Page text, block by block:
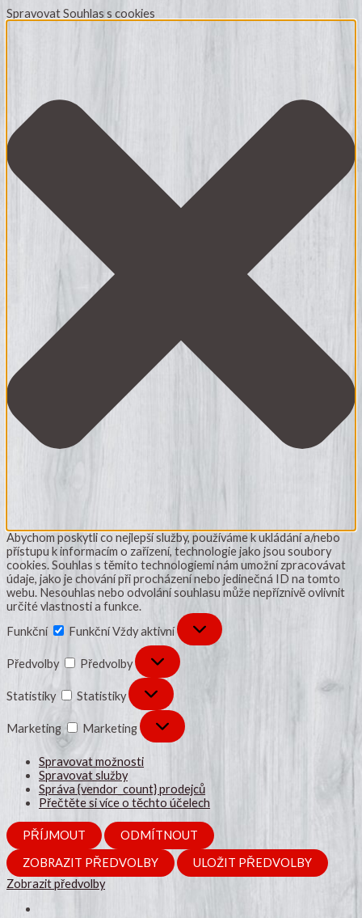
Spravovat Souhlas s cookies
Abychom poskytli co nejlepší služby, používáme k ukládání a/nebo
přístupu k informacím o zařízení, technologie jako jsou soubory
cookies. Souhlas s těmito technologiemi nám umožní zpracovávat
údaje, jako je chování při procházení nebo jedinečná ID na tomto
webu. Nesouhlas nebo odvolání souhlasu může nepříznivě ovlivnit
určité vlastnosti a funkce.
Funkční
FunkčníVždy aktivní
Předvolby Předvolby
Statistiky Statistiky
Marketing Marketing
Spravovat možnosti
Spravovat služby
Správa {vendor_count} prodejců
Přečtěte si více o těchto účelech
PŘÍJMOUT
ODMÍTNOUT
ZOBRAZIT PŘEDVOLBY
ULOŽIT PŘEDVOLBY
Zobrazit předvolby